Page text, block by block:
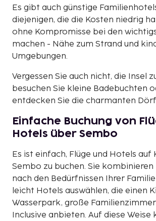
Es gibt auch günstige
diejenigen, die die Kosten niedrig
ohne Kompromisse bei den
machen - Nähe zum Strand und
Umgebungen.
Vergessen Sie auch nicht, die Insel
besuchen Sie kleine Badebuchten
entdecken Sie die charmanten
Einfache Buchung von
Hotels über Sembo
Es ist einfach, Flüge und Hotels auf
Sembo zu buchen. Sie kombinieren
nach den Bedürfnissen Ihrer
leicht Hotels auswählen, die einen
Wasserpark, große
Inclusive anbieten. Auf diese Weise